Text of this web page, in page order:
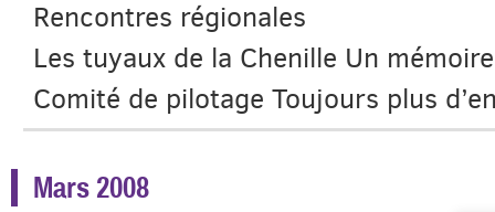
Rencontres régionales
Les tuyaux de la Chenille Un
Comité de pilotage Toujours plus
Mars 2008